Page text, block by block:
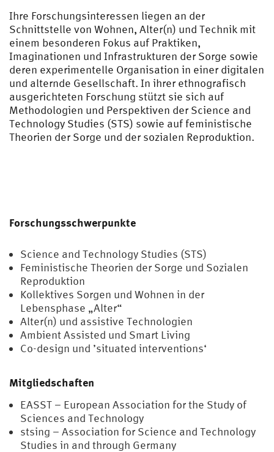
Ihre Forschungsinteressen liegen an der
Schnittstelle von Wohnen, Alter(n) und Technik mit
einem besonderen Fokus auf Praktiken,
Imaginationen und Infrastrukturen der Sorge sowie
deren experimentelle Organisation in einer digitalen
und alternde Gesellschaft. In ihrer ethnografisch
ausgerichteten Forschung stützt sie sich auf
Methodologien und Perspektiven der Science and
Technology Studies (STS) sowie auf feministische
Theorien der Sorge und der sozialen Reproduktion.
Forschungsschwerpunkte
Science and Technology Studies (STS)
Feministische Theorien der Sorge und Sozialen
Reproduktion
Kollektives Sorgen und Wohnen in der
Lebensphase „Alter“
Alter(n) und assistive Technologien
Ambient Assisted und Smart Living
Co-design und ’situated interventions‘
Mitgliedschaften
EASST – European Association for the Study of
Sciences and Technology
stsing – Association for Science and Technology
Studies in and through Germany